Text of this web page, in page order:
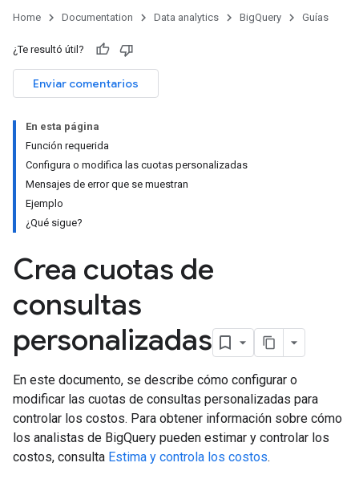
Home Documentation Data analytics BigQuery Guías
¿Te resultó útil?
Enviar comentarios
En esta página
Función requerida
Configura o modifica las cuotas personalizadas
Mensajes de error que se muestran
Ejemplo
¿Qué sigue?
Crea cuotas de
consultas
personalizadas
En este documento, se describe cómo configurar o
modificar las cuotas de consultas personalizadas para
controlar los costos. Para obtener información sobre cómo
los analistas de BigQuery pueden estimar y controlar los
costos, consulta Estima y controla los costos.